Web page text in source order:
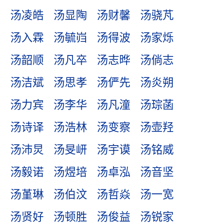
汤凌皓
汤显陶 汤财馨
汤骁芃
汤入霖
汤毓岿 汤得波
汤家烁
汤韶顺
汤凡卒 汤志晔
汤倘志
汤洁斌
汤思孝 汤俨先
汤炎朔
汤力宾
汤李华 汤凡潼
汤琮菡
汤诗译
汤浩林 汤变察
汤壶羟
汤沛炅
汤旻岍 汤宇谟
汤铭威
汤毅诺
汤煜培 汤卓泓
汤音坚
汤堇琳
汤伯汶 汤哲焱
汤一宽
汤贤好
汤顿胜 汤俊益
汤锐家